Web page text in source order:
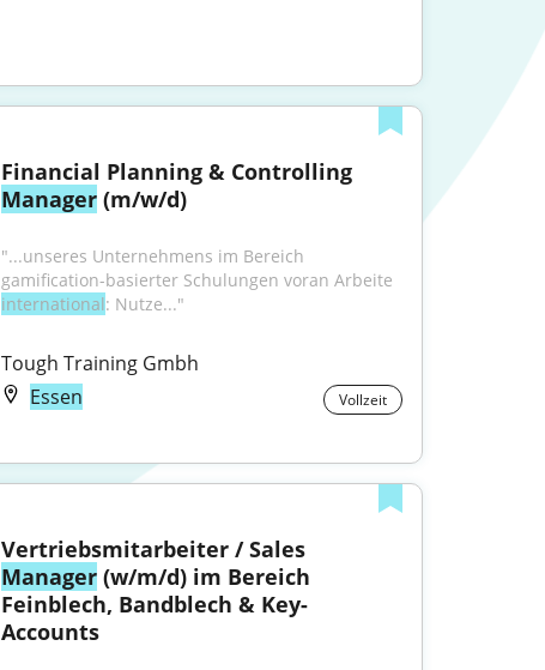
Financial Planning & Controlling
Manager (m/w/d)
"...unseres Unternehmens im Bereich
international: Nutze..."
Tough Training Gmbh
Essen
Vollzeit
Vertriebsmitarbeiter / Sales
Manager (w/m/d) im Bereich
Feinblech, Bandblech & Key-
Accounts